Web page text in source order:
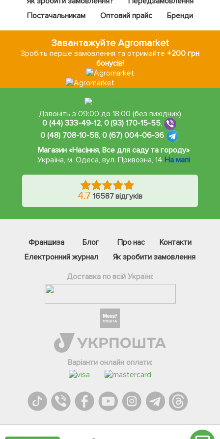
Постачальникам
Оптовий прайс Бренди
Завантажуйте Agromarket
Зробіть перше замовлення та отримайте+200 грн
бонусів!
Дзвоніть з 09:00 до 18:00 (без вихідних)
0 (44) 333-49-12, 0 (93) 170-15-55,
0 (48) 708-10-58, 0 (67) 004-06-36
Магазин «Насіння, Все для саду та городу»
Україна, м. Одеса,вул. Привозна, 14 На мапі
4.7 16587 відгуків
Франшиза Блог Про нас
Контакти
Електронний журнал
Як зробити замовлення
Доставка по всій Україні:
Варіанти онлайн оплати:
Телеграм
Вайбер
Онлайн чат